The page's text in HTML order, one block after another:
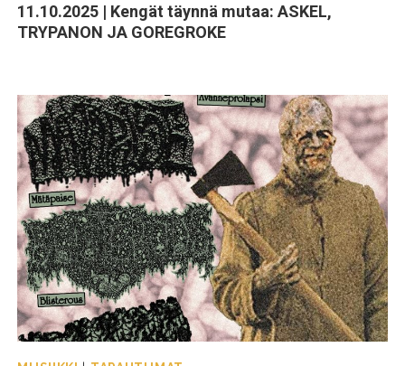
11.10.2025 | Kengät täynnä mutaa: ASKEL,
TRYPANON JA GOREGROKE